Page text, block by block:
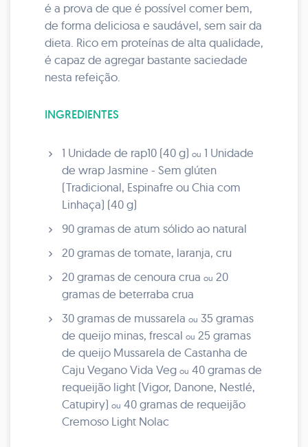
é a prova de que é possível comer bem,
de forma deliciosa e saudável, sem sair da
dieta. Rico em proteínas de alta qualidade,
é capaz de agregar bastante saciedade
nesta refeição.
INGREDIENTES
1 Unidade de rap10 (40 g) ou 1 Unidade
de wrap Jasmine - Sem glúten
(Tradicional, Espinafre ou Chia com
Linhaça) (40 g)
90 gramas de atum sólido ao natural
20 gramas de tomate, laranja, cru
20 gramas de cenoura crua ou 20
gramas de beterraba crua
30 gramas de mussarela ou 35 gramas
de queijo minas, frescal ou 25 gramas
de queijo Mussarela de Castanha de
Caju Vegano Vida Veg ou 40 gramas de
requeijão light (Vigor, Danone, Nestlé,
Catupiry) ou 40 gramas de requeijão
Cremoso Light Nolac